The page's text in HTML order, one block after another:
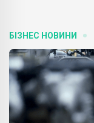
БІЗНЕС НОВИНИ